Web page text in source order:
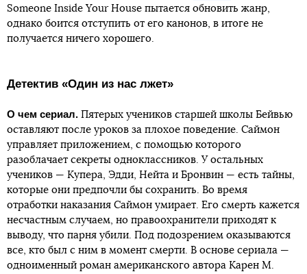
Someone Inside Your House пытается обновить жанр,
однако боится отступить от его канонов, в итоге не
получается ничего хорошего.
Детектив «Один из нас лжет»
О чем сериал. Пятерых учеников старшей школы Бейвью
оставляют после уроков за плохое поведение. Саймон
управляет приложением, с помощью которого
разоблачает секреты одноклассников. У остальных
учеников — Купера, Эдди, Нейта и Бронвин — есть тайны,
которые они предпочли бы сохранить. Во время
отработки наказания Саймон умирает. Его смерть кажется
несчастным случаем, но правоохранители приходят к
выводу, что парня убили. Под подозрением оказываются
все, кто был с ним в момент смерти. В основе сериала —
одноименный роман американского автора Карен М.